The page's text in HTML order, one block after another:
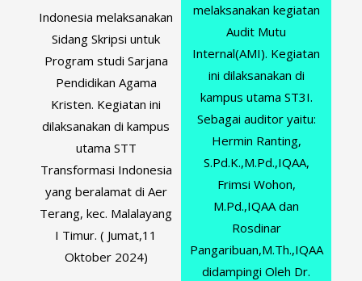
Indonesia melaksanakan
Sidang Skripsi untuk
Program studi Sarjana
Pendidikan Agama
Kristen. Kegiatan ini
dilaksanakan di kampus
utama STT
Transformasi Indonesia
yang beralamat di Aer
Terang, kec. Malalayang
I Timur. ( Jumat,11
Oktober 2024)
melaksanakan kegiatan
Audit Mutu
Internal(AMI). Kegiatan
ini dilaksanakan di
kampus utama ST3I.
Sebagai auditor yaitu:
Hermin Ranting,
S.Pd.K.,M.Pd.,IQAA,
Frimsi Wohon,
M.Pd.,IQAA dan
Rosdinar
Pangaribuan,M.Th.,IQAA
didampingi Oleh Dr.